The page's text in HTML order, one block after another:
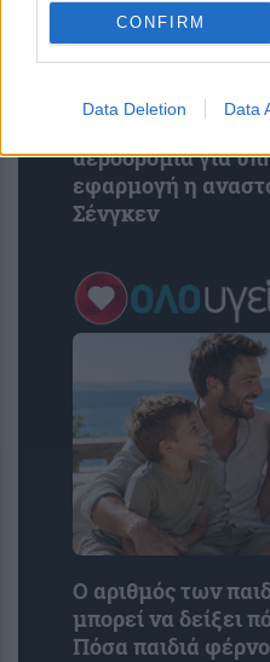
CONFIRM
Data Deletion Data
αεροδρόμια για
εφαρμογή η
Σένγκεν
Ο αριθμός των
μπορεί να δείξει
Πόσα παιδιά